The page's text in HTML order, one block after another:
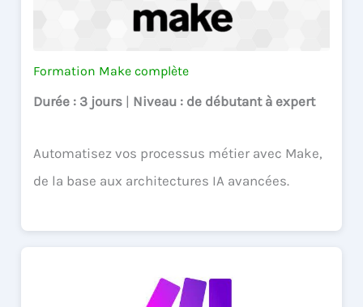
Formation Make complète
Durée : 3 jours | Niveau : de débutant à expert
Automatisez vos processus métier avec Make,
de la base aux architectures IA avancées.